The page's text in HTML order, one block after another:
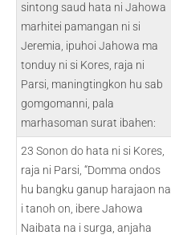
sintong saud hata ni Jahowa
marhitei pamangan ni si
Jeremia, ipuhoi Jahowa ma
tonduy ni si Kores, raja ni
Parsi, maningtingkon hu sab
gomgomanni, pala
marhasoman surat ibahen:
23 Sonon do hata ni si Kores,
raja ni Parsi, “Domma ondos
hu bangku ganup harajaon na
i tanoh on, ibere Jahowa
Naibata na i surga, anjaha